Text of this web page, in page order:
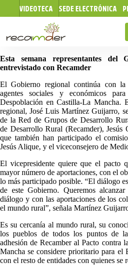
VIDEOTECA SEDE ELECTRÓNICA
Esta semana representantes del
entrevistado con Recamder
El Gobierno regional continúa con
agentes sociales y económicos
Despoblación en Castilla-La Mancha.
regional, José Luis Martínez Guijarro,
de la Red de Grupos de Desarrollo
de Desarrollo Rural (Recamder), Jesús
que también han participado el
Jesús Alique, y el viceconsejero de
El vicepresidente quiere que el pacto
mayor número de aportaciones, con el
lo más participado posible. “El diálogo
de este Gobierno. Queremos
diálogo y con las aportaciones de los
el mundo rural”, señala Martínez
Es su cercanía al mundo rural, su
los pueblos de todos los puntos de
adhesión de Recamber al Pacto contra
Mancha se considere prioritario para el
con el resto de entidades con quienes se